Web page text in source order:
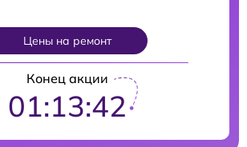
Цены на ремонт
Конец акции
01:13:40